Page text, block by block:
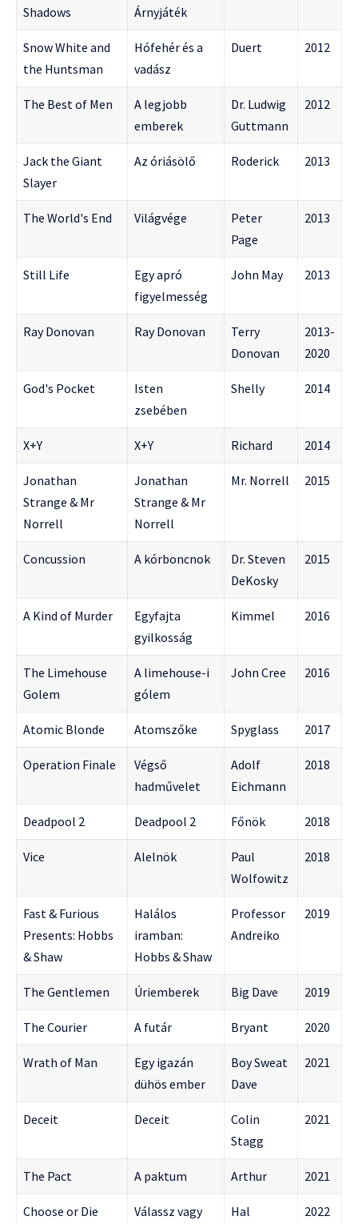
Shadows
Árnyjáték
Snow White and
the Huntsman
Hófehér és a
vadász
Duert 2012
The Best of Men
A legjobb
emberek
Dr. Ludwig
Guttmann
2012
Jack the Giant
Slayer
Az óriásölő Roderick 2013
The World's End Világvége
Peter
Page
2013
Still Life
Egy apró
figyelmesség
John May 2013
Ray Donovan Ray Donovan
Terry
Donovan
2013-
2020
God's Pocket
Isten
zsebében
Shelly 2014
X+Y X+Y Richard 2014
Jonathan
Strange & Mr
Norrell
Jonathan
Strange & Mr
Norrell
Mr. Norrell 2015
Concussion A kórboncnok
Dr. Steven
DeKosky
2015
A Kind of Murder
Egyfajta
gyilkosság
Kimmel 2016
The Limehouse
Golem
A limehouse-i
gólem
John Cree 2016
Atomic Blonde Atomszőke Spyglass 2017
Operation Finale
Végső
hadművelet
Adolf
Eichmann
2018
Deadpool 2 Deadpool 2 Főnök 2018
Vice Alelnök
Paul
Wolfowitz
2018
Fast & Furious
Presents: Hobbs
& Shaw
Halálos
iramban:
Hobbs & Shaw
Professor
Andreiko
2019
The Gentlemen Úriemberek Big Dave 2019
The Courier A futár Bryant 2020
Wrath of Man
Egy igazán
dühös ember
Boy Sweat
Dave
2021
Deceit Deceit
Colin
Stagg
2021
The Pact A paktum Arthur 2021
Choose or Die
Válassz vagy
Hal 2022